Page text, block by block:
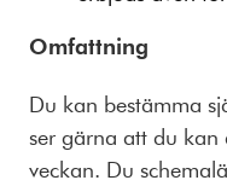
Omfattning
Du kan bestämma
ser gärna att du kan
veckan. Du